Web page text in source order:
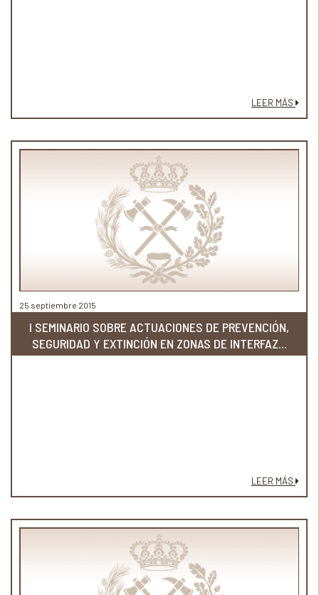
LEER MÁS
25 septiembre 2015
I SEMINARIO SOBRE ACTUACIONES DE PREVENCIÓN,
SEGURIDAD Y EXTINCIÓN EN ZONAS DE INTERFAZ...
LEER MÁS